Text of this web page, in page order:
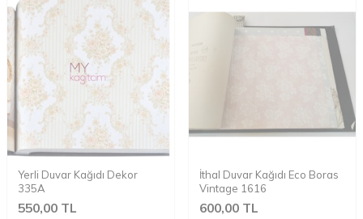
Yerli Duvar Kağıdı Dekor
335A
550,00 TL
İthal Duvar Kağıdı Eco Boras
Vintage 1616
600,00 TL